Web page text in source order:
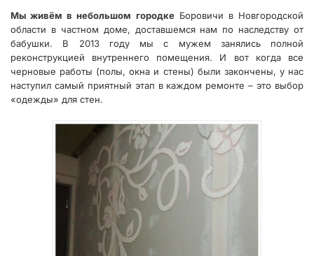
Мы живём в небольшом городкеБоровичи в Новгородской
области в частном доме, доставшемся нам по наследству от
бабушки. В 2013 году мы с мужем занялись полной
реконструкцией внутреннего помещения. И вот когда все
черновые работы (полы, окна и стены) были закончены, у нас
наступил самый приятный этап в каждом ремонте – это выбор
«одежды» для стен.